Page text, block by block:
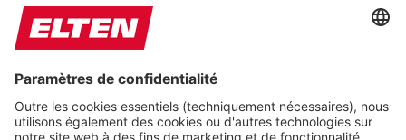
MASQUE DE LECTURE